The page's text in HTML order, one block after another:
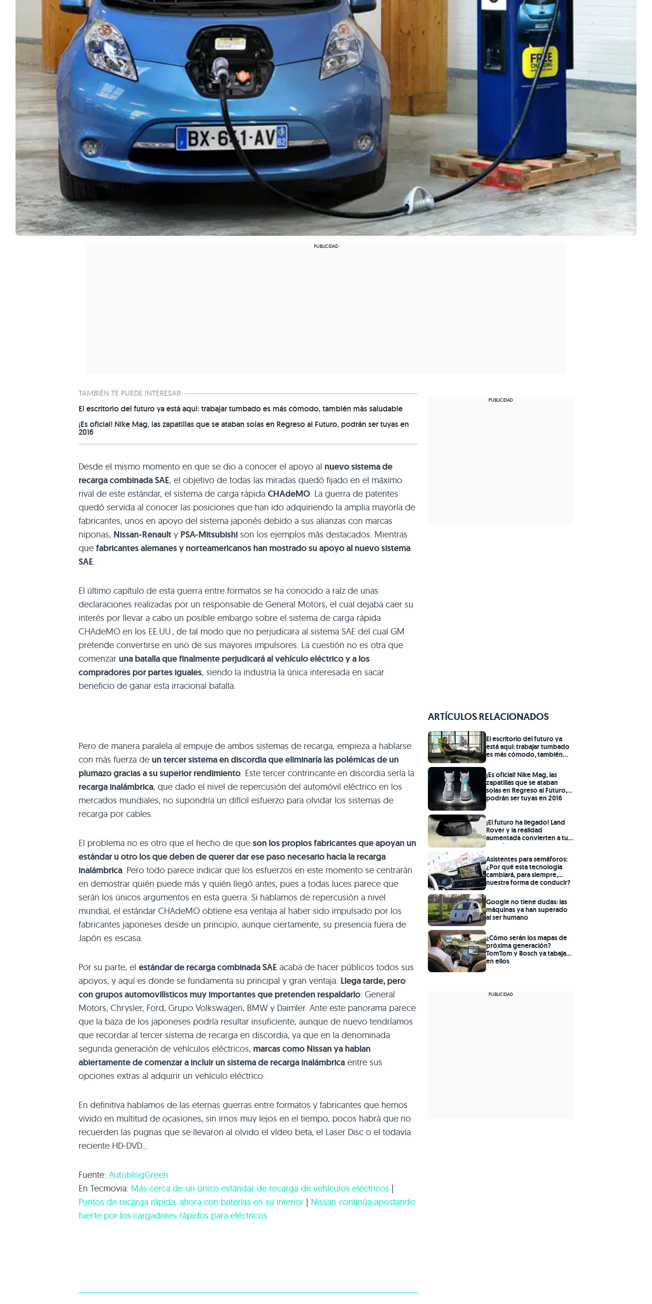
TAMBIÉN TE PUEDE INTERESAR
El escritorio del futuro ya está aquí: trabajar tumbado es más cómodo, también más saludable
¡Es oficial! Nike Mag, las zapatillas que se ataban solas en Regreso al Futuro, podrán ser tuyas en
2016
Desde el mismo momento en que se dio a conocer el apoyo al nuevo sistema de
recarga combinada SAE, el objetivo de todas las miradas quedó fijado en el máximo
rival de este estándar, el sistema de carga rápida CHAdeMO. La guerra de patentes
quedó servida al conocer las posiciones que han ido adquiriendo la amplia mayoría de
fabricantes, unos en apoyo del sistema japonés debido a sus alianzas con marcas
niponas, Nissan-Renault y PSA-Mitsubishi son los ejemplos más destacados. Mientras
que fabricantes alemanes y norteamericanos han mostrado su apoyo al nuevo sistema
SAE.
El último capítulo de esta guerra entre formatos se ha conocido a raíz de unas
declaraciones realizadas por un responsable de General Motors, el cual dejaba caer su
interés por llevar a cabo un posible embargo sobre el sistema de carga rápida
CHAdeMO en los EE.UU., de tal modo que no perjudicara al sistema SAE del cual GM
pretende convertirse en uno de sus mayores impulsores. La cuestión no es otra que
comenzar una batalla que finalmente perjudicará al vehículo eléctrico y a los
compradores por partes iguales, siendo la industria la única interesada en sacar
beneficio de ganar esta irracional batalla.
Pero de manera paralela al empuje de ambos sistemas de recarga, empieza a hablarse
con más fuerza de un tercer sistema en discordia que eliminaría las polémicas de un
plumazo gracias a su superior rendimiento. Este tercer contrincante en discordia sería la
recarga inalámbrica, que dado el nivel de repercusión del automóvil eléctrico en los
mercados mundiales, no supondría un difícil esfuerzo para olvidar los sistemas de
recarga por cables.
El problema no es otro que el hecho de que son los propios fabricantes que apoyan un
estándar u otro los que deben de querer dar ese paso necesario hacia la recarga
inalámbrica. Pero todo parece indicar que los esfuerzos en este momento se centrarán
en demostrar quién puede más y quién llegó antes, pues a todas luces parece que
serán los únicos argumentos en esta guerra. Si hablamos de repercusión a nivel
mundial, el estándar CHAdeMO obtiene esa ventaja al haber sido impulsado por los
fabricantes japoneses desde un principio, aunque ciertamente, su presencia fuera de
Japón es escasa.
Por su parte, el estándar de recarga combinada SAE acaba de hacer públicos todos sus
apoyos, y aquí es donde se fundamenta su principal y gran ventaja. Llega tarde, pero
con grupos automovilísticos muy importantes que pretenden respaldarlo: General
Motors, Chrysler, Ford, Grupo Volkswagen, BMW y Daimler. Ante este panorama parece
que la baza de los japoneses podría resultar insuficiente, aunque de nuevo tendríamos
que recordar al tercer sistema de recarga en discordia, ya que en la denominada
segunda generación de vehículos eléctricos, marcas como Nissan ya hablan
abiertamente de comenzar a incluir un sistema de recarga inalámbrica entre sus
opciones extras al adquirir un vehículo eléctrico.
En definitiva hablamos de las eternas guerras entre formatos y fabricantes que hemos
vivido en multitud de ocasiones, sin irnos muy lejos en el tiempo, pocos habrá que no
recuerden las pugnas que se llevaron al olvido el vídeo beta, el Laser Disc o el todavía
reciente HD-DVD…
Fuente: AutoblogGreen
En Tecmovia: Más cerca de un único estándar de recarga de vehículos eléctricos |
Puntos de recarga rápida, ahora con baterías en su interior | Nissan continúa apostando
fuerte por los cargadores rápidos para eléctricos
ARTÍCULOS RELACIONADOS
El escritorio del futuro ya
está aquí: trabajar tumbado
es más cómodo, también
¡Es oficial! Nike Mag, las
zapatillas que se ataban
solas en Regreso al Futuro,
podrán ser tuyas en 2016
¡El futuro ha llegado! Land
Rover y la realidad
aumentada convierten a tu
remolque en transparente
Asistentes para semáforos:
¿Por qué esta tecnología
cambiará, para siempre,
nuestra forma de conducir?
Google no tiene dudas: las
máquinas ya han superado
al ser humano
¿Cómo serán los mapas de
próxima generación?
TomTom y Bosch ya tabajan
en ellos